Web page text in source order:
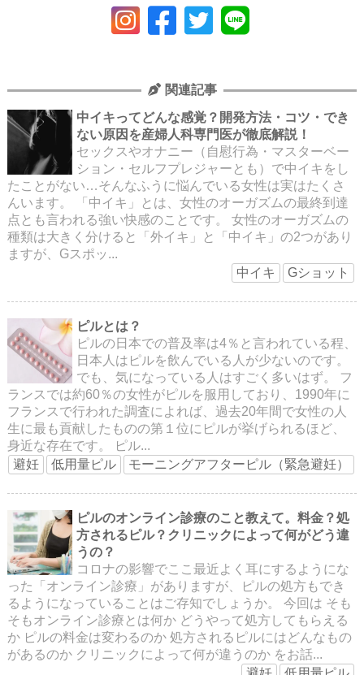
関連記事
中イキってどんな感覚？開発方法・コツ・でき
ない原因を産婦人科専門医が徹底解説！
セックスやオナニー（自慰行為・マスターベー
ション・セルフプレジャーとも）で中イキをし
たことがない…そんなふうに悩んでいる女性は実はたくさ
んいます。 「中イキ」とは、女性のオーガズムの最終到達
点とも言われる強い快感のことです。 女性のオーガズムの
種類は大きく分けると「外イキ」と「中イキ」の2つがあり
ますが、Gスポッ...
中イキ
Gショット
ピルとは？
ピルの日本での普及率は4％と言われている程、
日本人はピルを飲んでいる人が少ないのです。
でも、気になっている人はすごく多いはず。 フ
ランスでは約60％の女性がピルを服用しており、1990年に
フランスで行われた調査によれば、過去20年間で女性の人
生に最も貢献したものの第１位にピルが挙げられるほど、
身近な存在です。 ピル...
避妊
低用量ピル モーニングアフターピル（緊急避妊）
ピルのオンライン診療のこと教えて。料金？処
方されるピル？クリニックによって何がどう違
うの？
コロナの影響でここ最近よく耳にするようにな
った「オンライン診療」がありますが、ピルの処方もでき
るようになっていることはご存知でしょうか。 今回は そも
そもオンライン診療とは何か どうやって処方してもらえる
か ピルの料金は変わるのか 処方されるピルにはどんなもの
があるのか クリニックによって何が違うのか をお話...